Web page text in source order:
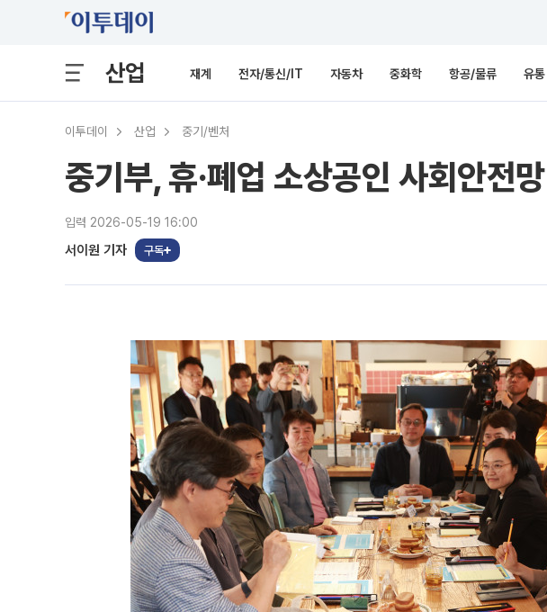
산업 재계 전자/통신/IT 자동차 중화학 항공/물류 유통
이투데이 산업 중기/벤처
중기부, 휴·폐업 소상공인 사회안전
입력 2026-05-19 16:00
서이원 기자 구독